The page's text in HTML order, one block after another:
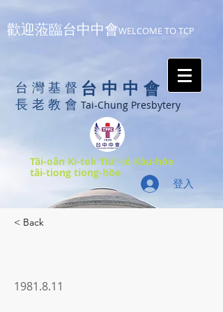
歡迎蒞臨台中中會WELCOME TO TCP
台灣基督
長老教會
台中中會
Tai-Chung Presbytery
Tâi-oân Ki-tok Tiúⁿ-ló Kàu-hōe
tâi-tiong tiong-hōe
登入
< Back
1981.8.11